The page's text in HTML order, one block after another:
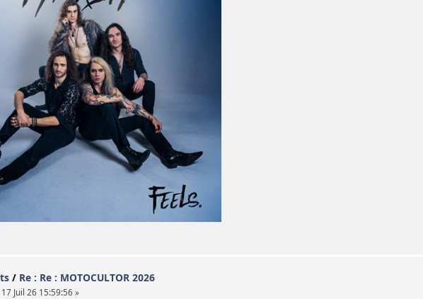
/ Re : Re : MOTOCULTOR 2026
Juil 26 15:59:56 »